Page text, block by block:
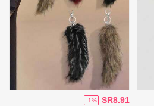
SR8.91
-1%